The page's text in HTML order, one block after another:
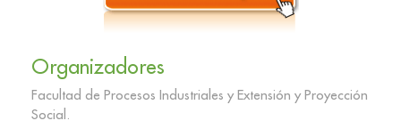
Organizadores
Facultad de Procesos Industriales y Extensión y Proyección
Social.